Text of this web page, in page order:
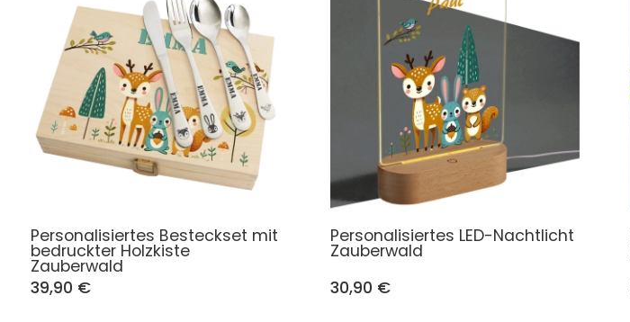
Personalisiertes Besteckset mit
bedruckter Holzkiste
Zauberwald
39,90 €
Personalisiertes LED-Nachtlicht
Zauberwald
30,90 €